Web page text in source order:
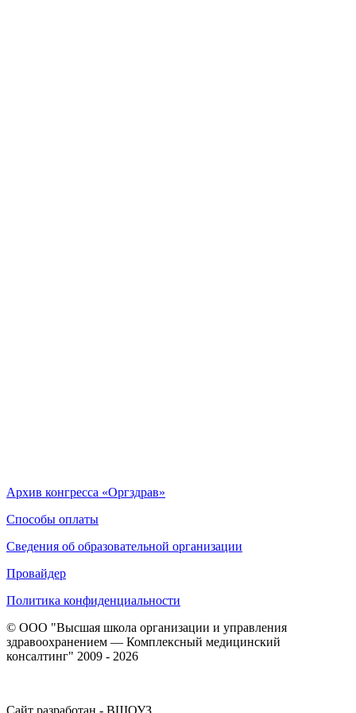
Архив конгресса «Оргздрав»
Способы оплаты
Сведения об образовательной организации
Провайдер
Политика конфиденциальности
© ООО "Высшая школа организации и управления
здравоохранением — Комплексный медицинский
консалтинг" 2009 - 2026
Сайт разработан - ВШОУЗ